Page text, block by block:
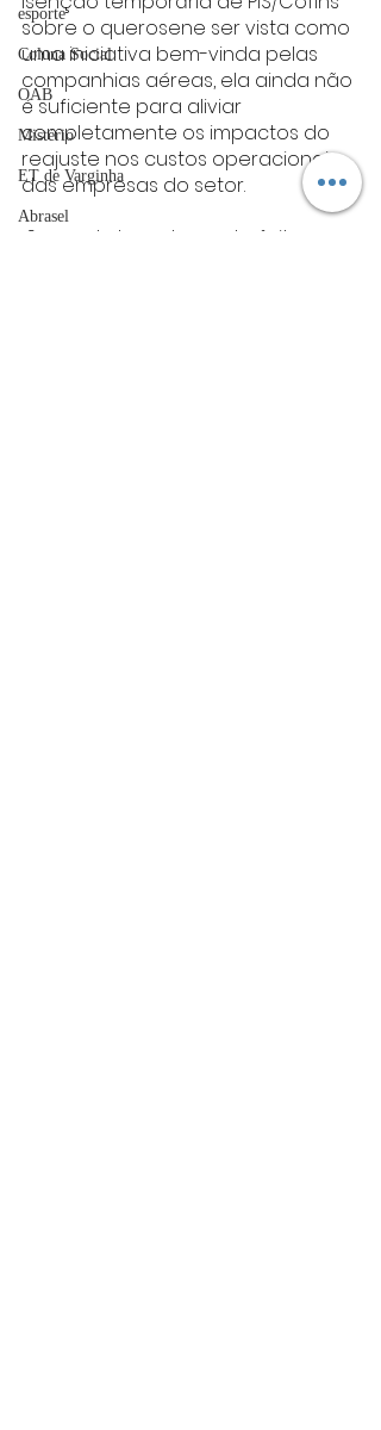
esporte
Coluna Social
OAB
Mistério
ET de Varginha
Abrasel
sobre o querosene ser vista como
uma iniciativa bem-vinda pelas
companhias aéreas, ela ainda não
é suficiente para aliviar
completamente os impactos do
reajuste nos custos operacionais
das empresas do setor.